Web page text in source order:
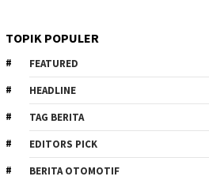
TOPIK POPULER
FEATURED
HEADLINE
TAG BERITA
EDITORS PICK
BERITA OTOMOTIF